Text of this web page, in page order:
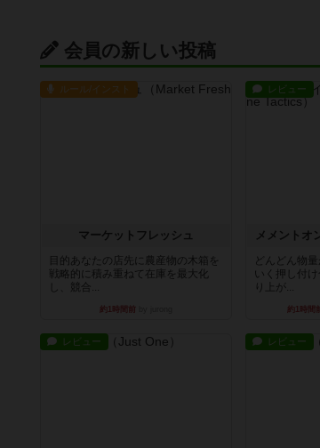
会員の新しい投稿
ルール/インスト
マーケットフレッシュ
目的あなたの店先に農産物の木箱を
戦略的に積み重ねて在庫を最大化
し、競合...
約1時間前
レビュー
メメントオ
どんどん物
いく押し付
り上が...
約1時間
レビュー レビュー